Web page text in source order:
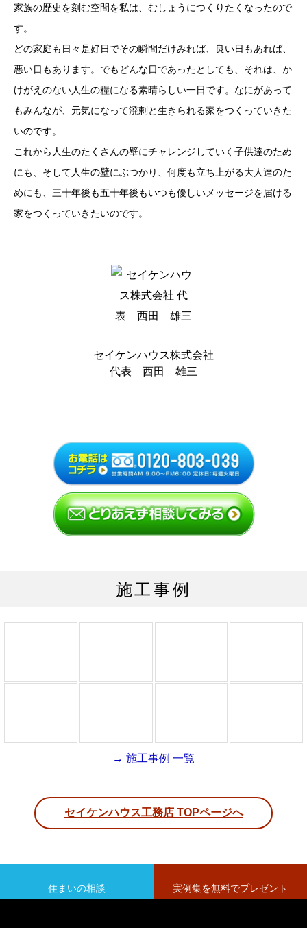
家族の歴史を刻む空間を私は、むしょうにつくりたくなったので
す。
どの家庭も日々是好日でその瞬間だけみれば、良い日もあれば、
悪い日もあります。でもどんな日であったとしても、それは、か
けがえのない人生の糧になる素晴らしい一日です。なにがあって
もみんなが、元気になって溌剌と生きられる家をつくっていきた
いのです。
これから人生のたくさんの壁にチャレンジしていく子供達のため
にも、そして人生の壁にぶつかり、何度も立ち上がる大人達のた
めにも、三十年後も五十年後もいつも優しいメッセージを届ける
家をつくっていきたいのです。
セイケンハウス株式会社
代表 西田 雄三
施工事例
→ 施工事例 一覧
セイケンハウス工務店 TOPページへ
住まいの相談 実例集を無料でプレゼント